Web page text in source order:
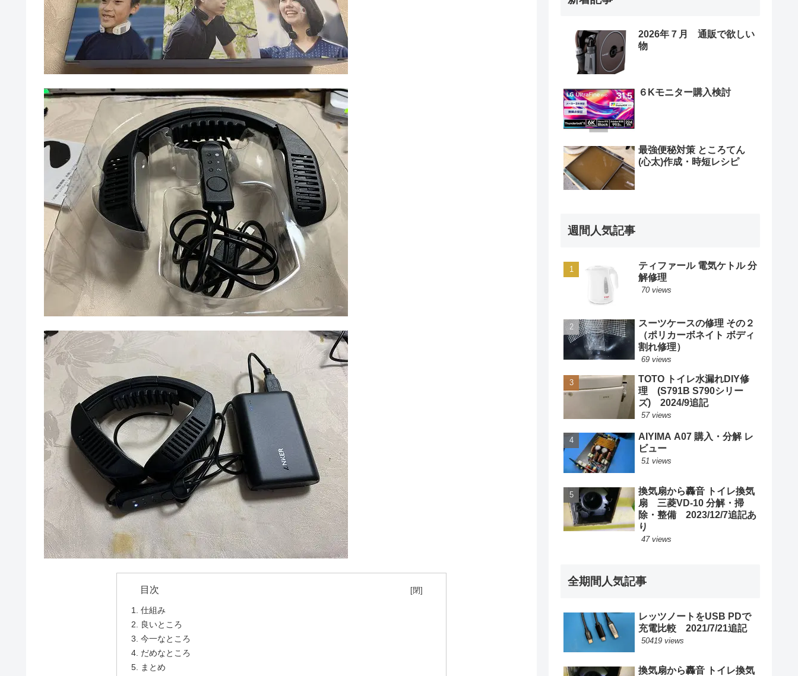
目次
仕組み
良いところ
今一なところ
だめなところ
まとめ
2026年７月 通販で欲しい
物
６Kモニター購入検討
最強便秘対策 ところてん
(心太)作成・時短レシピ
週間人気記事
ティファール 電気ケトル 分
解修理
70 views
スーツケースの修理 その２
（ポリカーボネイト ボディ
割れ修理）
69 views
TOTO トイレ水漏れDIY修
理 (S791B S790シリー
ズ) 2024/9追記
57 views
AIYIMA A07 購入・分解 レ
ビュー
51 views
換気扇から轟音 トイレ換気
扇 三菱VD-10 分解・掃
除・整備 2023/12/7追記あ
り
47 views
全期間人気記事
レッツノートをUSB PDで
充電比較 2021/7/21追記
50419 views
換気扇から轟音 トイレ換気